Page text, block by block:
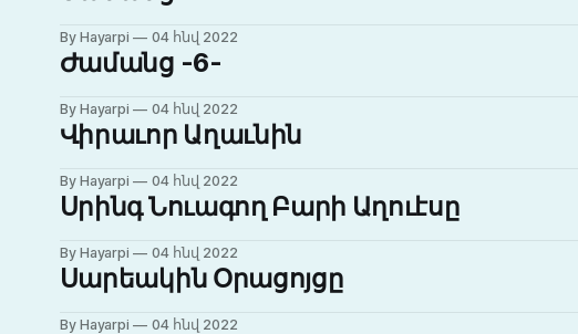
By Hayarpi 04 հնվ 2022
Ժամանց -6-
By Hayarpi 04 հնվ 2022
Վիրաւոր Աղաւնին
By Hayarpi 04 հնվ 2022
Սրինգ Նուագող Բարի Աղուէսը
By Hayarpi 04 հնվ 2022
Սարեակին Օրացոյցը
By Hayarpi 04 հնվ 2022